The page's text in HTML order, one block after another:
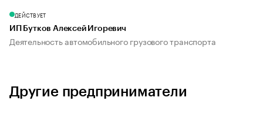
ДЕЙСТВУЕТ
ИП Бутков Алексей Игоревич
Деятельность автомобильного грузового транспорта
Другие предприниматели